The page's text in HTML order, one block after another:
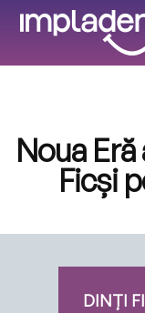
Noua
Ficși
DINȚI